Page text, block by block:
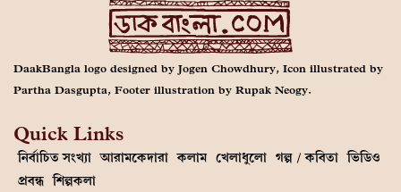
DaakBangla logo designed by Jogen Chowdhury, Icon illustrated by
Partha Dasgupta, Footer illustration by Rupak Neogy.
Quick Links
নির্বাচিত সংখ্যা আরামকেদারা কলাম খেলাধুলো গল্প / কবিতা ভিডিও
প্রবন্ধ শিল্পকলা